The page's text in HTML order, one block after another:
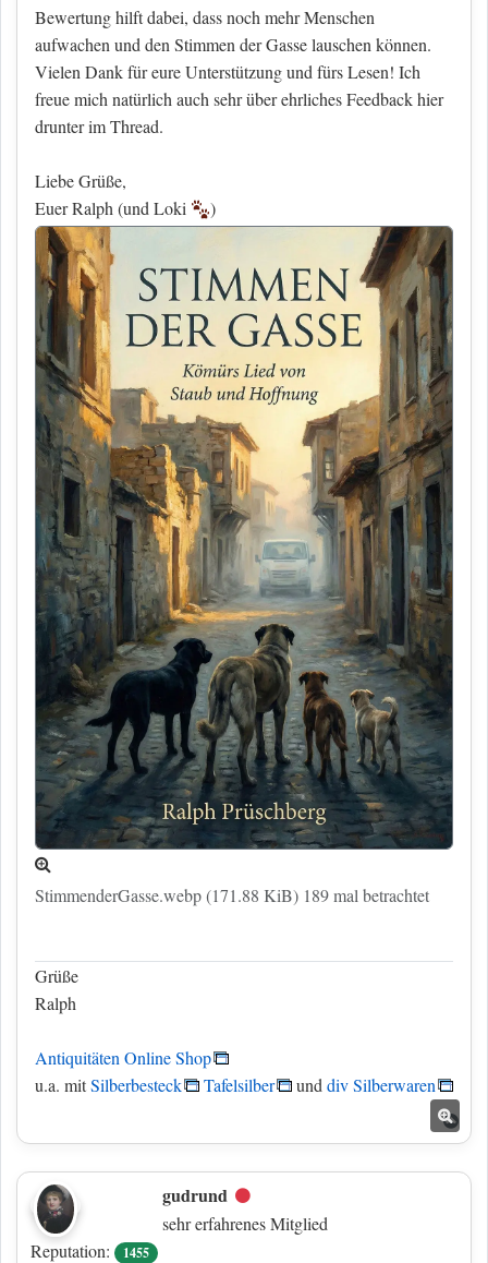
Bewertung hilft dabei, dass noch mehr Menschen
aufwachen und den Stimmen der Gasse lauschen können.
Vielen Dank für eure Unterstützung und fürs Lesen! Ich
freue mich natürlich auch sehr über ehrliches Feedback hier
drunter im Thread.
Liebe Grüße,
Euer Ralph (und Loki
)
StimmenderGasse.webp (171.88 KiB) 189 mal betrachtet
Grüße
Ralph
Antiquitäten Online Shop
u.a. mitSilberbesteck Tafelsilber und div Silberwaren
gudrund Offline
sehr erfahrenes Mitglied
Reputation:
1455